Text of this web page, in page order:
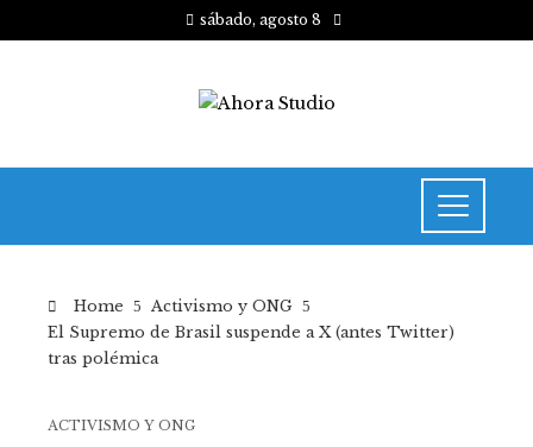
sábado, agosto 8
Home
Activismo y ONG
El Supremo de Brasil suspende a X (antes Twitter)
tras polémica
ACTIVISMO Y ONG